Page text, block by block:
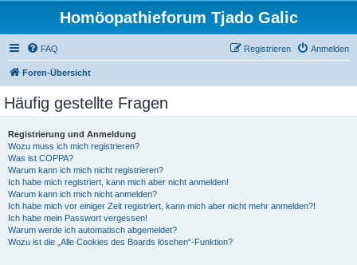
Homöopathieforum Tjado Galic
FAQ Anmelden
Registrieren
Foren-Übersicht
Häufig gestellte Fragen
Registrierung und Anmeldung
Wozu muss ich mich registrieren?
Was ist COPPA?
Warum kann ich mich nicht registrieren?
Ich habe mich registriert, kann mich aber nicht anmelden!
Warum kann ich mich nicht anmelden?
Ich habe mich vor einiger Zeit registriert, kann mich aber nicht mehr anmelden?!
Ich habe mein Passwort vergessen!
Warum werde ich automatisch abgemeldet?
Wozu ist die „Alle Cookies des Boards löschen“-Funktion?